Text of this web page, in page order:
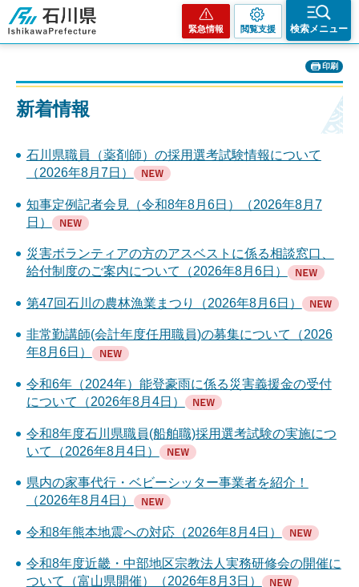
石川県
緊急情報 閲覧支援 検索メニュー
印刷
新着情報
石川県職員（薬剤師）の採用選考試験情報について
（2026年8月7日）
知事定例記者会見（令和8年8月6日）（2026年8月7
日）
災害ボランティアの方のアスベストに係る相談窓口、
給付制度のご案内について（2026年8月6日）
第47回石川の農林漁業まつり（2026年8月6日）
非常勤講師(会計年度任用職員)の募集について（2026
年8月6日）
令和6年（2024年）能登豪雨に係る災害義援金の受付
について（2026年8月4日）
令和8年度石川県職員(船舶職)採用選考試験の実施につ
いて（2026年8月4日）
県内の家事代行・ベビーシッター事業者を紹介！
（2026年8月4日）
令和8年熊本地震への対応（2026年8月4日）
令和8年度近畿・中部地区宗教法人実務研修会の開催に
ついて（富山県開催）（2026年8月3日）